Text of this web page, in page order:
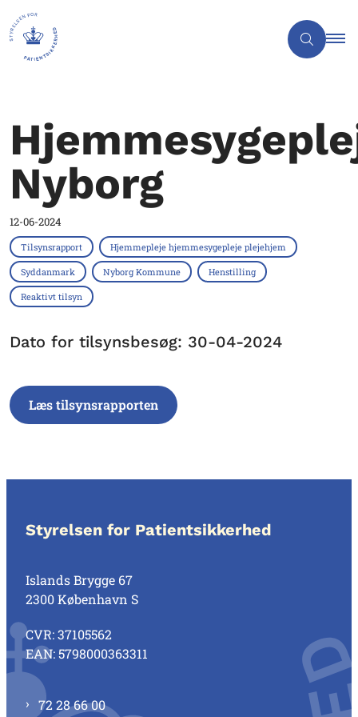
Nyborg
12-06-2024
Tilsynsrapport Hjemmepleje hjemmesygepleje plejehjem
Syddanmark Nyborg Kommune Henstilling
Reaktivt tilsyn
Dato for tilsynsbesøg: 30-04-2024
Læs tilsynsrapporten
Styrelsen for Patientsikkerhed
Islands Brygge 67
2300 København S
CVR: 37105562
EAN: 5798000363311
72 28 66 00